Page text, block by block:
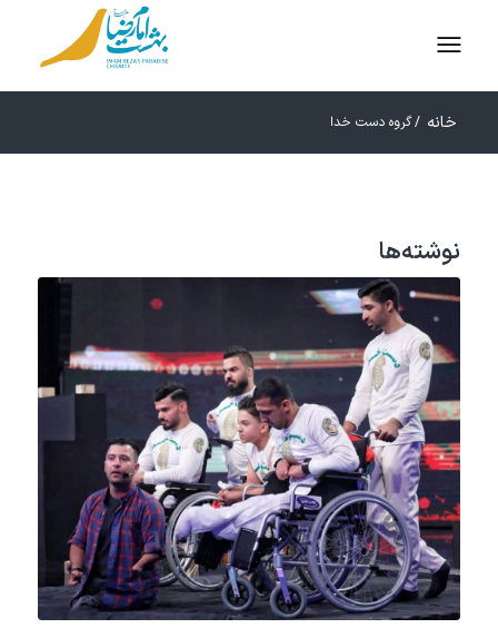
خانه /گروه دست خدا
نوشته‌ها